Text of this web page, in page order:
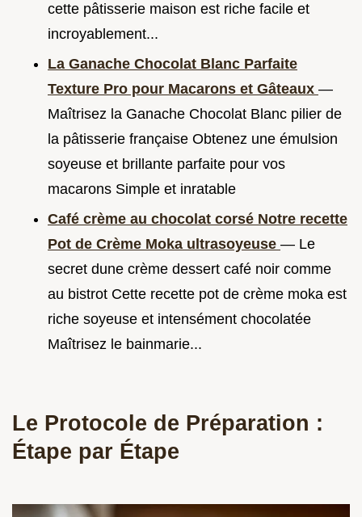
cette pâtisserie maison est riche facile et
incroyablement...
La Ganache Chocolat Blanc Parfaite
Texture Pro pour Macarons et Gâteaux —
Maîtrisez la Ganache Chocolat Blanc pilier de
la pâtisserie française Obtenez une émulsion
soyeuse et brillante parfaite pour vos
macarons Simple et inratable
Café crème au chocolat corsé Notre recette
Pot de Crème Moka ultrasoyeuse — Le
secret dune crème dessert café noir comme
au bistrot Cette recette pot de crème moka est
riche soyeuse et intensément chocolatée
Maîtrisez le bainmarie...
Le Protocole de Préparation :
Étape par Étape